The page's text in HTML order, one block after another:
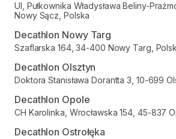
Ul, Pułkownika Władysława Beliny-
Nowy Sącz, Polska
Decathlon Nowy Targ
Szaflarska 164, 34-400 Nowy Targ,
Decathlon Olsztyn
Doktora Stanisława Dorantta 3, 10-699
Decathlon Opole
CH Karolinka, Wrocławska 154, 45-837
Decathlon Ostrołęka